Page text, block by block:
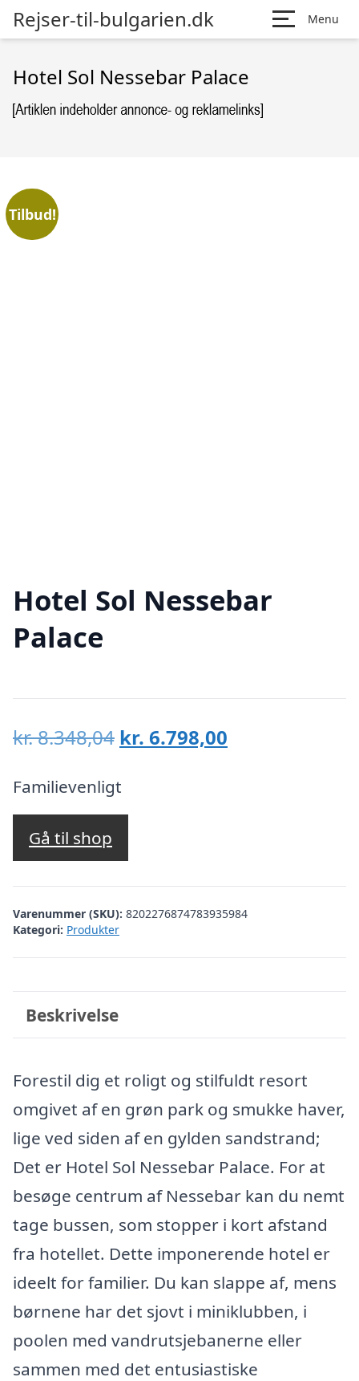
Rejser-til-bulgarien.dk Menu
Hotel Sol Nessebar Palace
Tilbud!
Hotel Sol Nessebar
Palace
kr.8.348,04 Den
pris
var:
kr. 6.798,00
Familievenligt
Gå til shop
Varenummer (SKU): 8202276874783935984
Kategori: Produkter
Beskrivelse
Forestil dig et roligt og stilfuldt resort
omgivet af en grøn park og smukke haver,
lige ved siden af en gylden sandstrand;
Det er Hotel Sol Nessebar Palace. For at
besøge centrum af Nessebar kan du nemt
tage bussen, som stopper i kort afstand
fra hotellet. Dette imponerende hotel er
ideelt for familier. Du kan slappe af, mens
børnene har det sjovt i miniklubben, i
poolen med vandrutsjebanerne eller
sammen med det entusiastiske